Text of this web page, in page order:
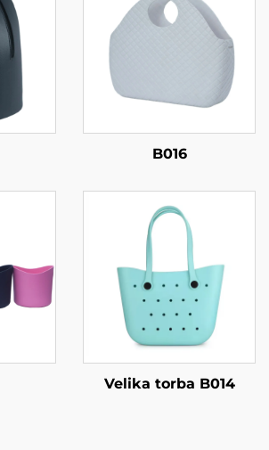
B016
Velika torba B014